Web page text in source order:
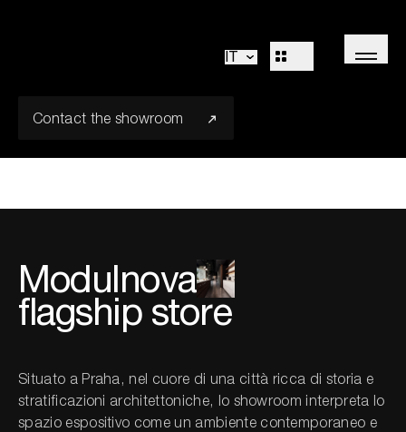
IT
Outdoor
Concepts
R&D
Design Identity
Progetti
Collezioni
Professionisti
Sales Network
Flagship
Contact the showroom
Modulnova
flagship store
Situato a Praha, nel cuore di una città ricca di storia e
stratificazioni architettoniche, lo showroom interpreta lo
spazio espositivo come un ambiente contemporaneo e